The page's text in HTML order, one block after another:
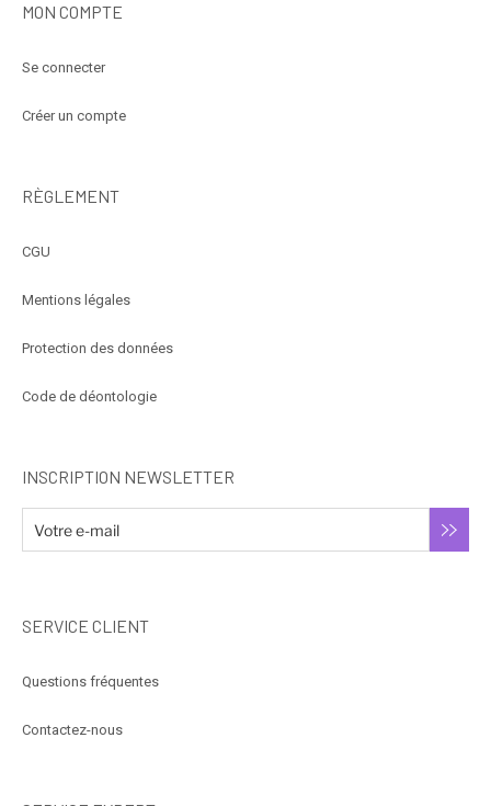
MON COMPTE
Se connecter
Créer un compte
RÈGLEMENT
CGU
Mentions légales
Protection des données
Code de déontologie
INSCRIPTION NEWSLETTER
SERVICE CLIENT
Questions fréquentes
Contactez-nous